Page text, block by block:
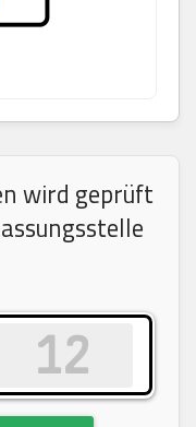
wird geprüft